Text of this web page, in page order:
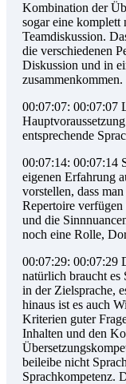
Kombination der
sogar eine komplett
Teamdiskussion.
die verschiedenen
Diskussion und in
zusammenkommen.
00:07:07: 00:07:07
entsprechende
00:07:14: 00:07:14
eigenen Erfahrung
vorstellen, dass
Repertoire
und die
noch eine Rolle,
00:07:29: 00:07:29
natürlich braucht es
in der Zielsprache,
hinaus ist es auch
Kriterien guter
Inhalten und den
beileibe nicht
Sprachkompetenz.